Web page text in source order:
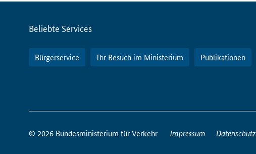
Servicemenü
Beliebte Services
Bürgerservice Ihr Besuch im Ministerium Publikationen
So
Sie
© 2026 Bundesministerium für Verkehr Impressum Datenschutz